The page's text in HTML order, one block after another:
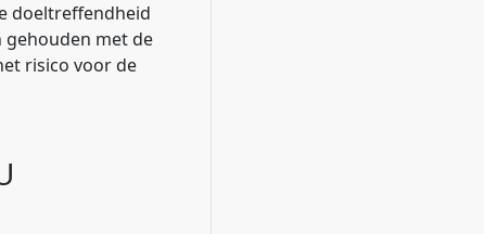
doeltreffendheid
gehouden met de
risico voor de